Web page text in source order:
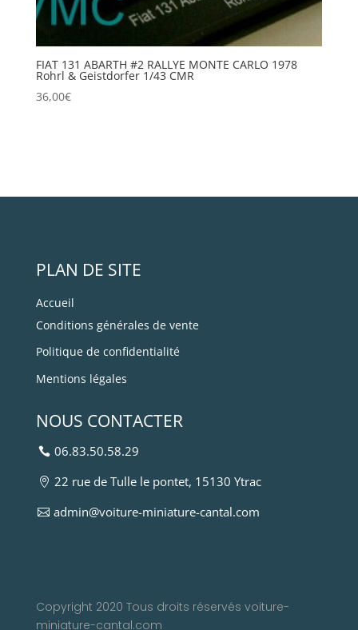
FIAT 131 ABARTH #2 RALLYE MONTE CARLO 1978
Rohrl & Geistdorfer 1/43 CMR
36,00€
PLAN DE SITE
Accueil
Conditions générales de vente
Politique de confidentialité
Mentions légales
NOUS CONTACTER
06.83.50.58.29
22 rue de Tulle le pontet, 15130 Ytrac
admin@voiture-miniature-cantal.com
Copyright 2020 Tous droits réservés voiture-
miniature-cantal.com